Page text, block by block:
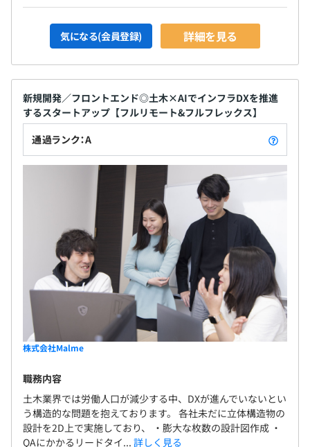
気になる(会員登録) 詳細を見る
新規開発／フロントエンド◎土木×AIでインフラDXを推進
するスタートアップ【フルリモート&フルフレックス】
通過ランク：A
株式会社Malme
職務内容
土木業界では労働人口が減少する中、DXが進んでいないとい
う構造的な問題を抱えております。 各社未だに立体構造物の
設計を2D上で実施しており、 ・膨大な枚数の設計図作成 ・
QAにかかるリードタイ... 詳しく見る